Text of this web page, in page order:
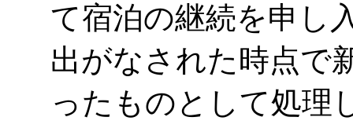
て宿泊の継続を申し
出がなされた時点で
ったものとして処理